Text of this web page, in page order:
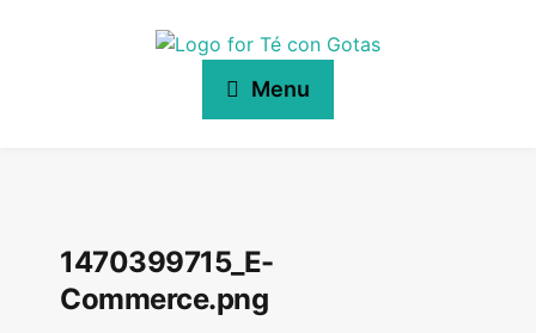
Menu
1470399715_E-
Commerce.png